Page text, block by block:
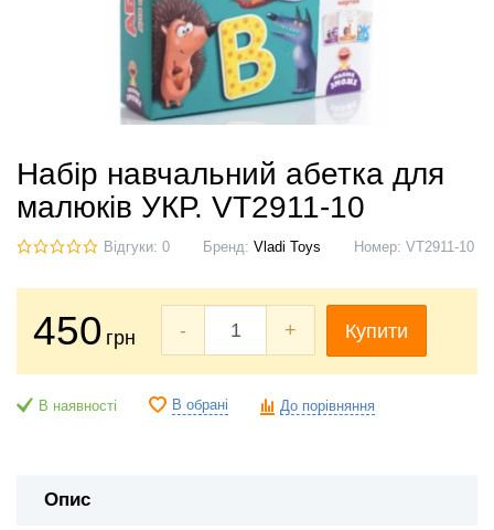
Набір навчальний абетка для
малюків УКР. VT2911-10
Відгуки: 0 Бренд: Vladi Toys Номер: VT2911-10
450 грн - + Купити
В наявності В обрані До порівняння
Опис